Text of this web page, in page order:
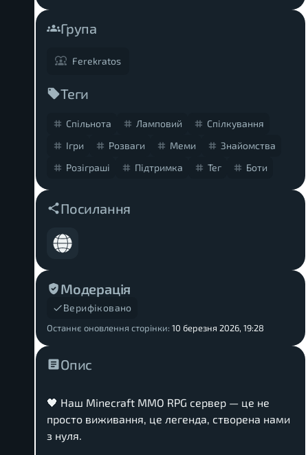
Опис
🖤 Наш Minecraft MMO RPG сервер — це не
просто виживання, це легенда, створена нами
з нуля.
Група
Ferekratos
Теги
Спільнота Ламповий
Спілкування
Ігри
Розваги Меми
Знайомства
Розіграші
Підтримка Тег Боти
Посилання
Модерація
Верифіковано
Останнє оновлення сторінки: 10 березня 2026, 19:28